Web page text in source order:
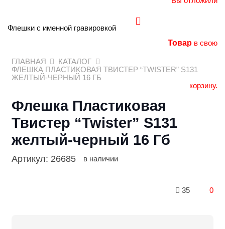
Флешки с именной гравировкой
Товарв свою
корзину.
ГЛАВНАЯ
КАТАЛОГ
ФЛЕШКА ПЛАСТИКОВАЯ ТВИСТЕР “TWISTER” S131
ЖЕЛТЫЙ-ЧЕРНЫЙ 16 ГБ
Флешка Пластиковая
Твистер “Twister” S131
желтый-черный 16 Гб
Артикул: 26685 в наличии
35 0